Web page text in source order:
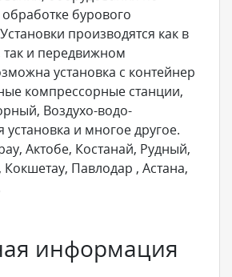
бурового
производятся как в
и передвижном
установка с контейнер
компрессорные станции,
Воздухо-водо-
и многое другое.
Актобе, Костанай, Рудный,
Павлодар , Астана,
информация